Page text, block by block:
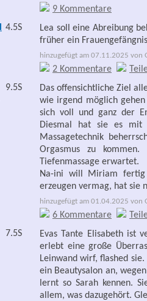
9 Kommentare
4.5S
Lea soll eine Abreibung
früher ein
hinzugefügt am 07.11.2025 von
2 Kommentare
9.5S
Das offensichtliche Ziel
wie irgend möglich
sich voll und ganz der
Diesmal hat sie es mit
Massagetechnik
Orgasmus zu
Tiefenmassage erwartet.
Na-ini will Miriam fertig
erzeugen vermag, hat sie
hinzugefügt am 01.04.2025 von
6 Kommentare
7.5S
Evas Tante Elisabeth ist
erlebt eine große
Leinwand wirf, flashed
ein Beautysalon an,
lernt so Sarah kennen.
allem, was dazugehört.